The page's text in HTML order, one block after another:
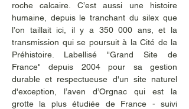
roche calcaire. C’est aussi une histoire
humaine, depuis le tranchant du silex que
l’on taillait ici, il y a 350 000 ans, et la
transmission qui se poursuit à la Cité de la
Préhistoire. Labellisé "Grand Site de
France" depuis 2004 pour sa gestion
durable et respectueuse d'un site naturel
d'exception, l’aven d’Orgnac qui est la
grotte la plus étudiée de France - suivi